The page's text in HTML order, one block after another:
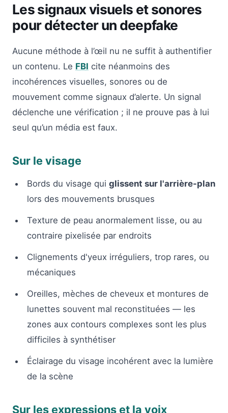
Les signaux visuels et sonores
pour détecter un deepfake
Aucune méthode à l’œil nu ne suffit à authentifier
un contenu. Le FBI cite néanmoins des
incohérences visuelles, sonores ou de
mouvement comme signaux d’alerte. Un signal
déclenche une vérification ; il ne prouve pas à lui
seul qu’un média est faux.
Sur le visage
Bords du visage qui glissent sur l'arrière-plan
lors des mouvements brusques
Texture de peau anormalement lisse, ou au
contraire pixelisée par endroits
Clignements d'yeux irréguliers, trop rares, ou
mécaniques
Oreilles, mèches de cheveux et montures de
lunettes souvent mal reconstituées — les
zones aux contours complexes sont les plus
difficiles à synthétiser
Éclairage du visage incohérent avec la lumière
de la scène
Sur les expressions et la voix